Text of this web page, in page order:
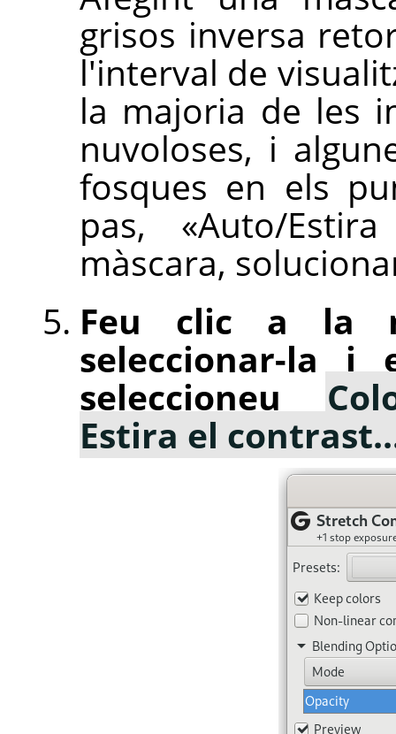
grisos inversa
l'interval de
la majoria de les
nuvoloses, i
fosques en els
pas, «Auto/
màscara,
Feu clic a la
seleccionar-la i
seleccioneu
Estira el